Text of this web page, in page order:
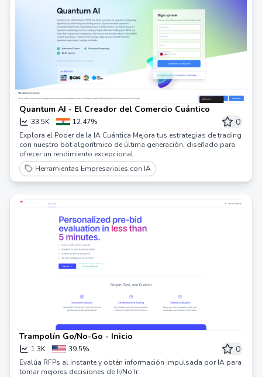
Quantum AI - El Creador del Comercio Cuántico
33.5K 12.47% 0
Explora el Poder de la IA Cuántica Mejora tus estrategias de trading
con nuestro bot algorítmico de última generación, diseñado para
ofrecer un rendimiento excepcional.
Herramientas Empresariales con IA
Trampolín Go/No-Go - Inicio
1.3K 39.5% 0
Evalúa RFPs al instante y obtén información impulsada por IA para
tomar mejores decisiones de Ir/No Ir.